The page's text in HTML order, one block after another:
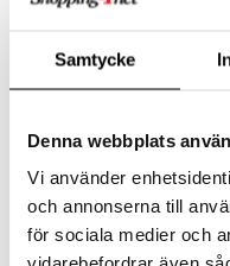
Samtycke
Denna webbplats
Vi använder
och annonserna till
för sociala medier och